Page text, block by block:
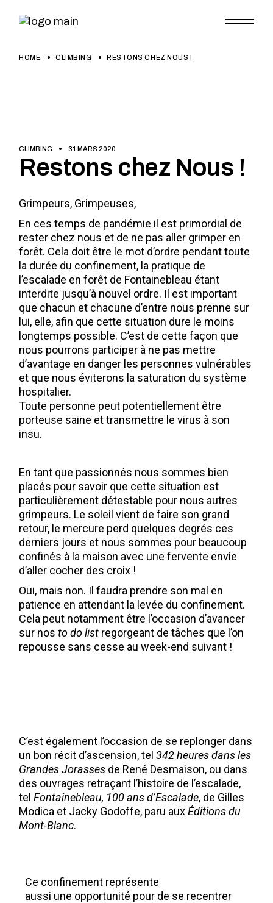
HOME CLIMBING RESTONS CHEZ NOUS !
CLIMBING 31 MARS 2020
Restons chez Nous !
Grimpeurs, Grimpeuses,
En ces temps de pandémie il est primordial de
rester chez nous et de ne pas aller grimper en
forêt. Cela doit être le mot d’ordre pendant toute
la durée du confinement, la pratique de
l’escalade en forêt de Fontainebleau étant
interdite jusqu’à nouvel ordre. Il est important
que chacun et chacune d’entre nous prenne sur
lui, elle, afin que cette situation dure le moins
longtemps possible. C’est de cette façon que
nous pourrons participer à ne pas mettre
d’avantage en danger les personnes vulnérables
et que nous éviterons la saturation du système
hospitalier.
Toute personne peut potentiellement être
porteuse saine et transmettre le virus à son
insu.
En tant que passionnés nous sommes bien
placés pour savoir que cette situation est
particulièrement détestable pour nous autres
grimpeurs. Le soleil vient de faire son grand
retour, le mercure perd quelques degrés ces
derniers jours et nous sommes pour beaucoup
confinés à la maison avec une fervente envie
d’aller cocher des croix !
Oui, mais non. Il faudra prendre son mal en
patience en attendant la levée du confinement.
Cela peut notamment être l’occasion d’avancer
sur nosto do list regorgeant de tâches que l’on
repousse sans cesse au week-end suivant !
C’est également l’occasion de se replonger dans
un bon récit d’ascension, tel342 heures dans les
Grandes Jorasses de René Desmaison, ou dans
des ouvrages retraçant l’histoire de l’escalade,
telFontainebleau, 100 ans d’Escalade, de Gilles
Modica et Jacky Godoffe, paru auxÉditions du
Mont-Blanc.
Ce confinement représente
aussi une opportunité pour de se recentrer